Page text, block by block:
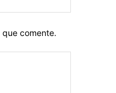
electrónico:*
comente.